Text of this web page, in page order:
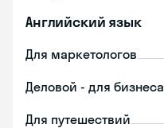
Английский язык
Для маркетологов
Деловой - для бизнеса
Для путешествий